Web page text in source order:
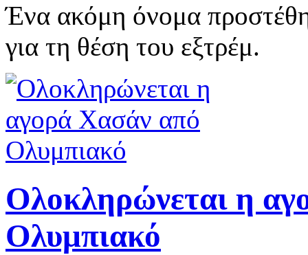
Ένα ακόμη όνομα
για τη θέση του εξτρέμ.
Ολοκληρώνεται η
Ολυμπιακό